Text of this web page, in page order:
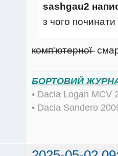
sashgau2
з чого починати
̶к̶о̶м̶п̶'̶ю̶т̶е̶р̶н̶о̶ї̶
БОРТОВИЙ
• Dacia Logan
• Dacia Sandero